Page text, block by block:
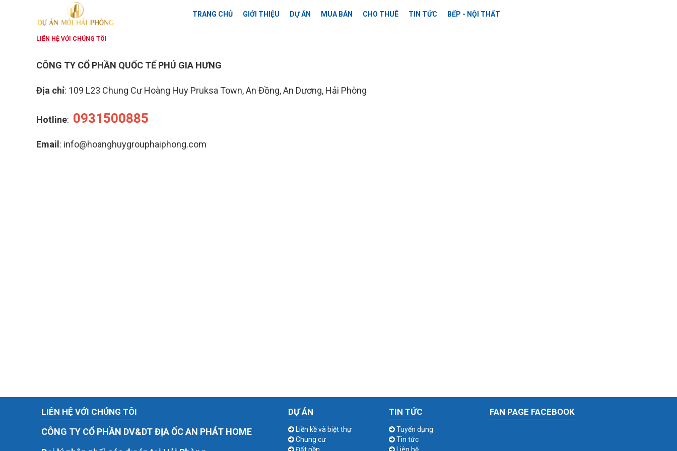
TRANG CHỦ GIỚI THIỆU DỰ ÁN MUA BÁN CHO THUÊ TIN TỨC BẾP - NỘI THẤT
LIÊN HỆ VỚI CHÚNG TÔI
CÔNG TY CỔ PHẦN QUỐC TẾ PHÚ GIA HƯNG
Địa chỉ: 109 L23 Chung Cư Hoàng Huy Pruksa Town, An Đồng, An Dương, Hải Phòng
Hotline: 0931500885
Email : info@hoanghuygrouphaiphong.com
LIÊN HỆ VỚI CHÚNG TÔI
CÔNG TY CỔ PHẦN DV&DT ĐỊA ỐC AN PHÁT HOME
DỰ ÁN
Liền kề và biệt thự
Chung cư
TIN TỨC
Tuyển dụng
Tin tức
FAN PAGE FACEBOOK